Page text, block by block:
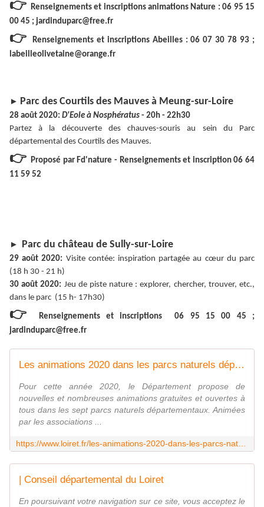
👉 Renseignements et inscriptions animations Nature : 06 95 15
00 45 ; jardinduparc@free.fr
👉
Renseignements et inscriptions Abeilles : 06 07 30 78 93 ;
labeilleolivetaine@orange.fr
► Parc des Courtils des Mauves à Meung-sur-Loire
28 août 2020: D'Eole à Nosphératus - 20h - 22h30
Partez à la découverte des chauves-souris au sein du Parc
départemental des Courtils des Mauves.
👉Proposé par Fd'nature - Renseignements et inscription 06 64
11 59 52
► Parc du château de Sully-sur-Loire
29 août 2020: Visite contée: inspiration partagée au cœur du parc
(18 h 30 - 21 h)
30 août 2020: Jeu de piste nature : explorer, chercher, trouver, etc.,
dans le parc (15 h- 17h30)
👉
Renseignements et inscriptions 06 95 15 00 45 ;
jardinduparc@free.fr
Les animations 2020 dans les parcs naturels départementaux
Pour cette année 2020, le Département propose de
nouvelles et nombreuses animations gratuites et ouvertes à
tous dans les sept parcs naturels départementaux. Animées
par les associations ...
| Conseil départemental du Loiret
En poursuivant votre navigation sur ce site, vous acceptez le